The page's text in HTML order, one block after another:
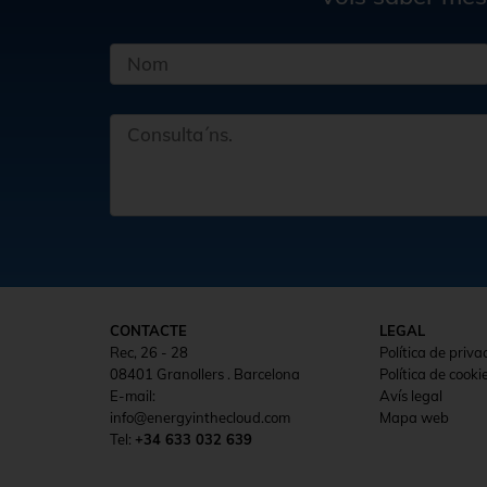
CONTACTE
Rec, 26 - 28
08401 Granollers . Barcelona
E-mail:
info@energyinthecloud.com
Tel: +34 633 032 639
LEGAL
Política de
Política de
Avís legal
Mapa web